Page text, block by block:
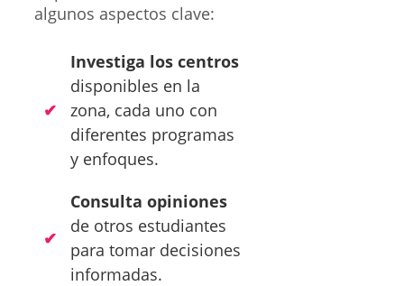
algunos aspectos clave:
Investiga los centros
disponibles en la
zona, cada uno con
diferentes programas
y enfoques.
Consulta opiniones
de otros estudiantes
para tomar decisiones
informadas.